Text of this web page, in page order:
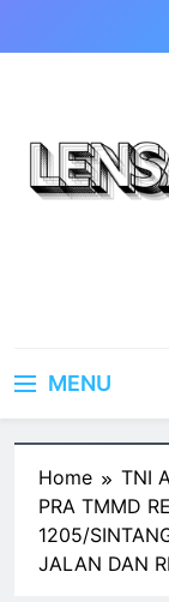
MENU
Home TNI
PRA TMMD
1205/
JALAN DAN